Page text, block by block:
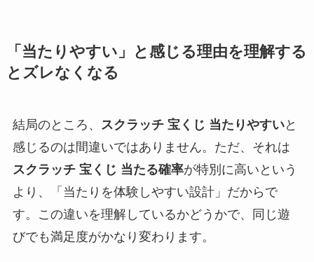
「当たりやすい」と感じる理由を理解する
とズレなくなる
結局のところ、 スクラッチ 宝くじ 当たりやすいと
感じるのは間違いではありません。ただ、それは
スクラッチ 宝くじ 当たる確率が特別に高いという
より、「当たりを体験しやすい設計」だからで
す。この違いを理解しているかどうかで、同じ遊
びでも満足度がかなり変わります。